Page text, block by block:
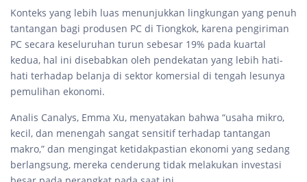
Konteks yang lebih luas menunjukkan lingkungan yang penuh
tantangan bagi produsen PC di Tiongkok, karena pengiriman
PC secara keseluruhan turun sebesar 19% pada kuartal
kedua, hal ini disebabkan oleh pendekatan yang lebih hati-
hati terhadap belanja di sektor komersial di tengah lesunya
pemulihan ekonomi.
Analis Canalys, Emma Xu, menyatakan bahwa “usaha mikro,
kecil, dan menengah sangat sensitif terhadap tantangan
makro,” dan mengingat ketidakpastian ekonomi yang sedang
berlangsung, mereka cenderung tidak melakukan investasi